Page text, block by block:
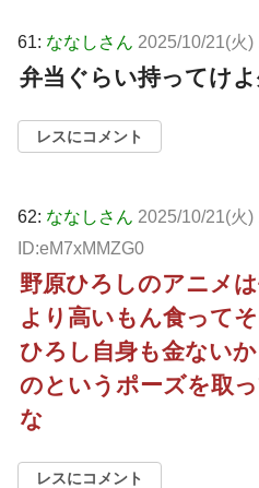
61: ななしさん 2025/10/21(火
弁当ぐらい持ってけ
レスにコメント
62: ななしさん 2025/10/21(火)
ID:eM7xMMZG0
野原ひろしのアニメ
より高いもん食って
ひろし自身も金ない
のというポーズを取
な
レスにコメント